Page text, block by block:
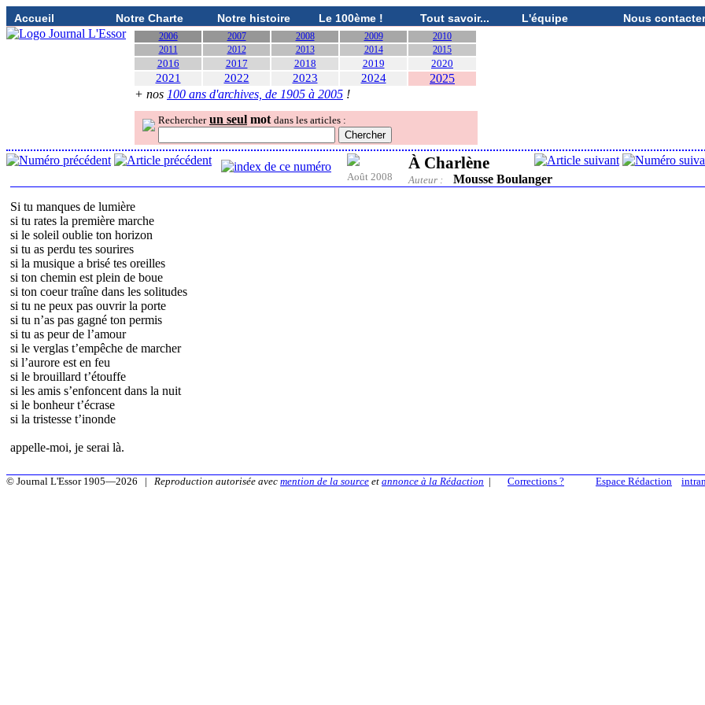
Accueil Notre Charte Notre histoire Le 100ème ! Tout savoir... L'équipe Nous contacter
2006 2007 2008 2009
2010
2011
2012 2013 2014 2015
2016 2017 2018 2019 2020
2021 2022 2023 2024
2025
+ nos 100 ans d'archives, de 1905 à 2005 !
Rechercher un seul mot dans les articles :
Août 2008
À Charlène
Auteur : Mousse Boulanger
Si tu manques de lumière
si tu rates la première marche
si le soleil oublie ton horizon
si tu as perdu tes sourires
si la musique a brisé tes oreilles
si ton chemin est plein de boue
si ton coeur traîne dans les solitudes
si tu ne peux pas ouvrir la porte
si tu n’as pas gagné ton permis
si tu as peur de l’amour
si le verglas t’empêche de marcher
si l’aurore est en feu
si le brouillard t’étouffe
si les amis s’enfoncent dans la nuit
si le bonheur t’écrase
si la tristesse t’inonde
appelle-moi, je serai là.
Espace Rédaction
© Journal L'Essor 1905—2026 | Reproduction autorisée avec mention de la source et annonce à la Rédaction | Corrections ?